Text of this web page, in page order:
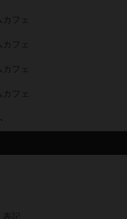
カフェ
フェ
カフェ
フェ
表記